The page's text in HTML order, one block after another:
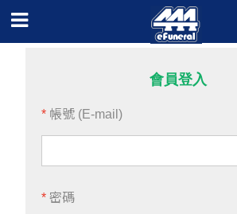
會員登入
*帳號 (E-mail)
*密碼